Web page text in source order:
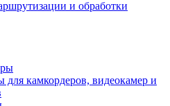
и обработки
для камкордеров, видеокамер и